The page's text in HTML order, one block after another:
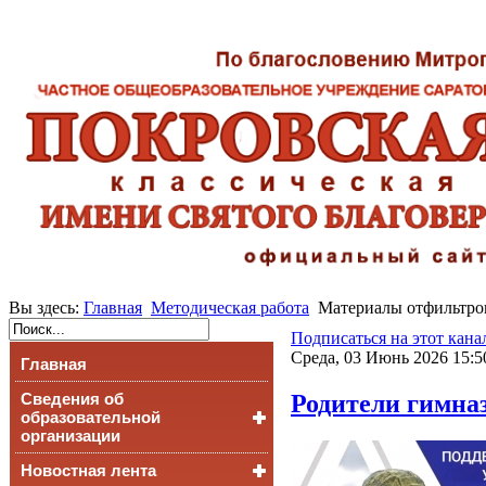
Вы здесь: Главная Методическая работа Материалы
Главная
Сведения об
образовательной
организации
Основные сведения
Новостная лента
Подписаться на этот
Среда, 03 Июнь 2026
Родители